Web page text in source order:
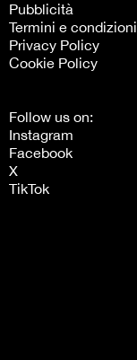
Pubblicità
Termini e condizioni
Privacy Policy
Cookie Policy
Follow us on:
Instagram
Facebook
X
TikTok